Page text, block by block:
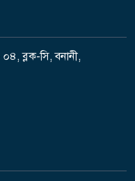
ব্লক-সি, বনানী,